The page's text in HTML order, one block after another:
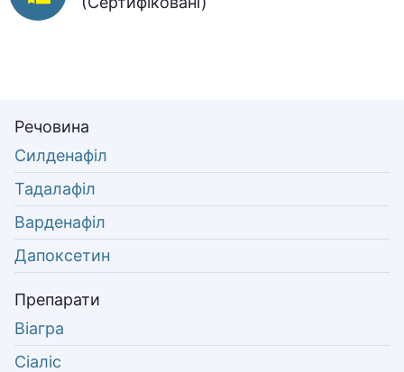
Речовина
Силденафіл
Тадалафіл
Варденафіл
Дапоксетин
Препарати
Віагра
Сіаліс